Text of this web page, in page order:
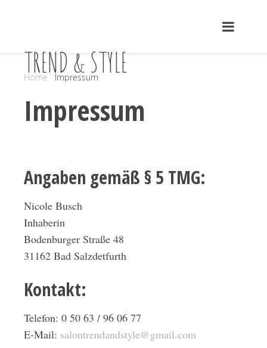
TREND & STYLE
Home Impressum
Impressum
Angaben gemäß § 5 TMG:
Nicole Busch
Inhaberin
Bodenburger Straße 48
31162 Bad Salzdetfurth
Kontakt:
Telefon: 0 50 63 / 96 06 77
E-Mail: salontrendandstyle@gmail.com